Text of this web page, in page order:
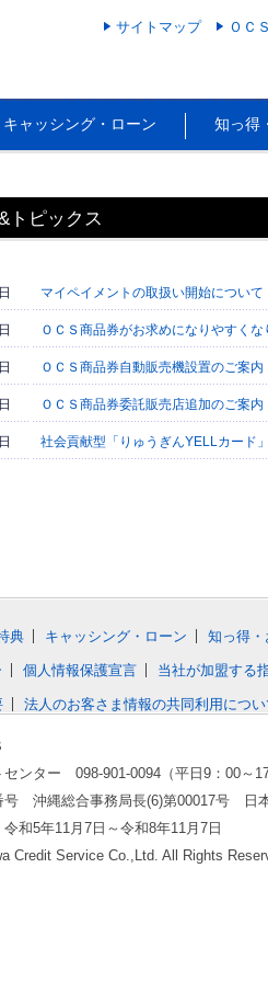
サイトマップ ＯＣ
キャッシング・ローン 知っ得
トピックス
マイペイメントの取扱い開始について
ＯＣＳ商品券がお求めになりやすくな
ＯＣＳ商品券自動販売機設置のご案内
ＯＣＳ商品券委託販売店追加のご案内
社会貢献型「りゅうぎんYELLカード
典 キャッシング・ローン 知っ得・
個人情報保護宣言 当社が加盟する
法人のお客さま情報の共同利用につい
センター 098-901-0094（平日9：00～
号 沖縄総合事務局長(6)第00017号 日
和5年11月7日～令和8年11月7日
Credit Service Co.,Ltd. All Rights